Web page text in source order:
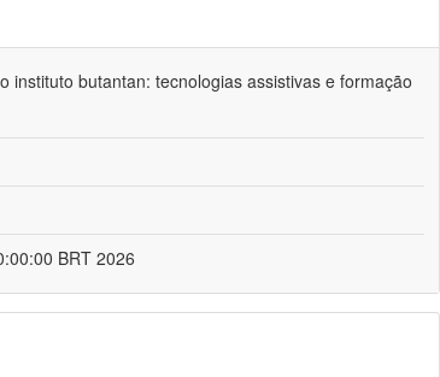
instituto butantan: tecnologias assistivas e formação
BRT 2026